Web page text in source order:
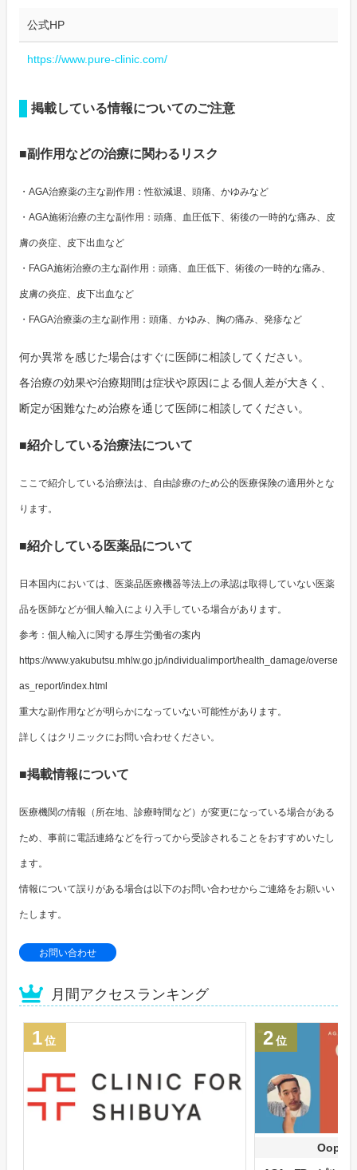
公式HP
https://www.pure-clinic.com/
掲載している情報についてのご注意
■副作用などの治療に関わるリスク
・AGA治療薬の主な副作用：性欲減退、頭痛、かゆみなど
・AGA施術治療の主な副作用：頭痛、血圧低下、術後の一時的な痛み、皮
膚の炎症、皮下出血など
・FAGA施術治療の主な副作用：頭痛、血圧低下、術後の一時的な痛み、
皮膚の炎症、皮下出血など
・FAGA治療薬の主な副作用：頭痛、かゆみ、胸の痛み、発疹など
何か異常を感じた場合はすぐに医師に相談してください。
各治療の効果や治療期間は症状や原因による個人差が大きく、
断定が困難なため治療を通じて医師に相談してください。
■紹介している治療法について
ここで紹介している治療法は、自由診療のため公的医療保険の適用外とな
ります。
■紹介している医薬品について
日本国内においては、医薬品医療機器等法上の承認は取得していない医薬
品を医師などが個人輸入により入手している場合があります。
参考：個人輸入に関する厚生労働省の案内
https://www.yakubutsu.mhlw.go.jp/individualimport/health_damage/overse
as_report/index.html
重大な副作用などが明らかになっていない可能性があります。
詳しくはクリニックにお問い合わせください。
■掲載情報について
医療機関の情報（所在地、診療時間など）が変更になっている場合がある
ため、事前に電話連絡などを行ってから受診されることをおすすめいたし
ます。
情報について誤りがある場合は以下のお問い合わせからご連絡をお願いい
たします。
お問い合わせ
月間アクセスランキング
1位 2位
Oops